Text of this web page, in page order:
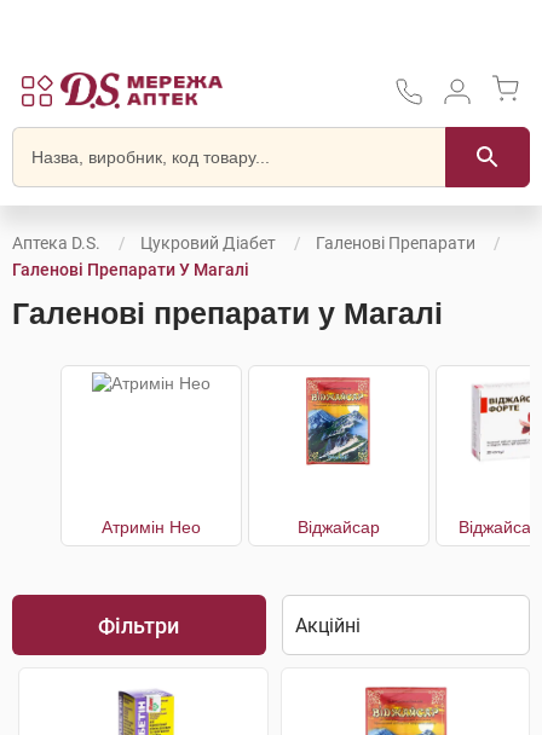
Аптека D.S. Цукровий Діабет
Галенові Препарати
Галенові Препарати У Магалі
Галенові препарати у Магалі
Атримін Нео Віджайсар
Фільтри